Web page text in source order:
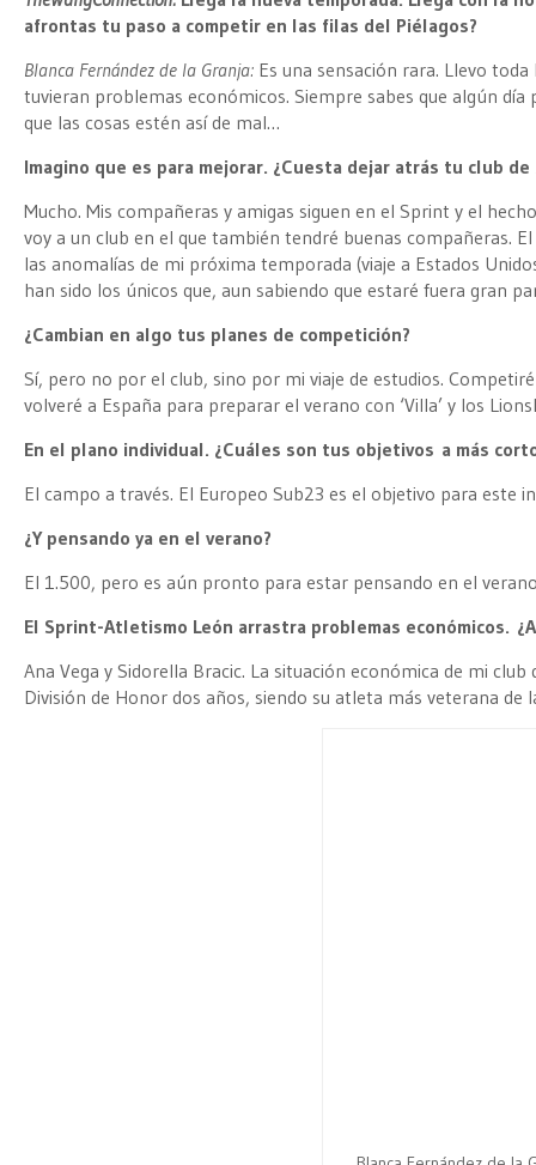
afrontas tu paso a competir en las filas del Piélagos?
Blanca Fernández de la Granja: Es una sensación rara. Llevo
tuvieran problemas económicos. Siempre sabes que algún
que las cosas estén así de mal…
Imagino que es para mejorar. ¿Cuesta dejar atrás tu club
Mucho. Mis compañeras y amigas siguen en el Sprint y el
voy a un club en el que también tendré buenas compañeras.
las anomalías de mi próxima temporada (viaje a Estados
han sido los únicos que, aun sabiendo que estaré fuera gran
¿Cambian en algo tus planes de competición?
Sí, pero no por el club, sino por mi viaje de estudios.
volveré a España para preparar el verano con ‘Villa’ y los
En el plano individual. ¿Cuáles son tus objetivos a más
El campo a través. El Europeo Sub23 es el objetivo para este
¿Y pensando ya en el verano?
El 1.500, pero es aún pronto para estar pensando en el
El Sprint-Atletismo León arrastra problemas económicos.
Ana Vega y Sidorella Bracic. La situación económica de mi
División de Honor dos años, siendo su atleta más veterana de